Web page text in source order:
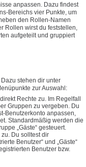
anpassen. Dazu findest
Bereichs vier Punkte, um
den Rollen-Namen
Rollen wirst du feststellen,
aufgeteilt und gruppiert
stehen dir unter
zur Auswahl:
Rechte zu. Im Regelfall
Gruppen zu vergeben. Du
Benutzerkonto anpassen,
Standardmäßig werden die
„Gäste“ gesteuert.
Du solltest dir
Benutzer“ und „Gäste“
Benutzer bzw.